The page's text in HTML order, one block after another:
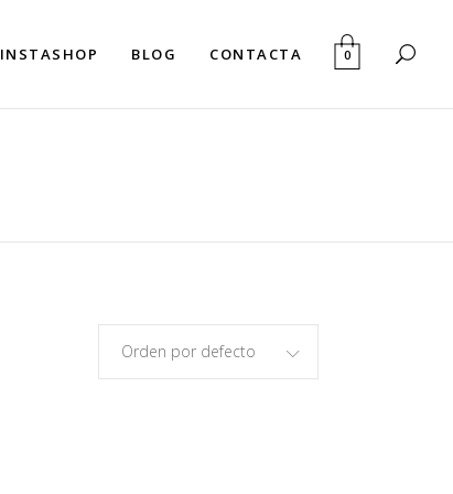
INSTASHOP BLOG CONTACTA 0
Orden por defecto